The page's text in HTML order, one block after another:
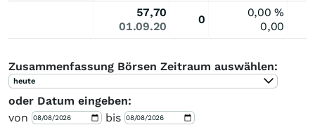
57,70
01.09.20
0
0,00%
0,00
Zusammenfassung Börsen Zeitraum auswählen:
heute
oder Datum eingeben:
von
bis